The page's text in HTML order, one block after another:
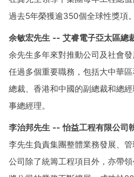
過去5年榮獲逾350個全球性獎項。
余敏宏先生 -- 艾睿電子亞太區總
余先生多年來對推動公司及社會
任過多個重要職務，包括大中華
總裁、香港和中國的副總裁和總
事總經理。
李治邦先生 -- 怡益工程有限公司
李先生負責集團整體業務發展、
公司除了統籌工程項目外，亦帶領